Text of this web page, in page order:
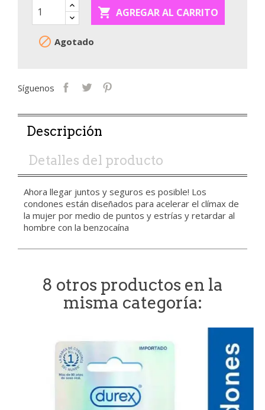
 AGREGAR AL CARRITO
 Agotado
Síguenos
Descripción
Detalles del producto
Ahora llegar juntos y seguros es posible! Los
condones están diseñados para acelerar el clímax de
la mujer por medio de puntos y estrías y retardar al
hombre con la benzocaína
8 otros productos en la
misma categoría: